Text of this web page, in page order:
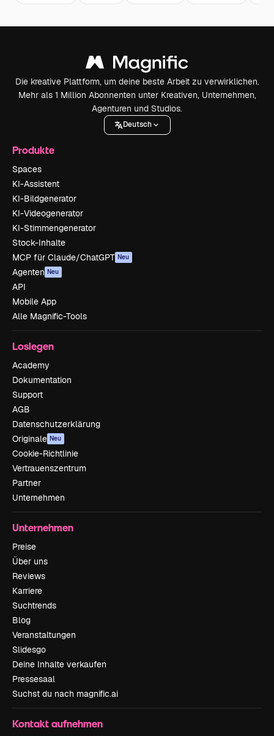
Die kreative Plattform, um deine beste Arbeit zu verwirklichen.
Mehr als 1 Million Abonnenten unter Kreativen, Unternehmen,
Agenturen und Studios.
Deutsch
Produkte
Spaces
KI-Assistent
KI-Bildgenerator
KI-Videogenerator
KI-Stimmengenerator
Stock-Inhalte
MCP für Claude/ChatGPT Neu
Agenten Neu
API
Mobile App
Alle Magnific-Tools
Loslegen
Academy
Dokumentation
Support
AGB
Datenschutzerklärung
Originale Neu
Cookie-Richtlinie
Vertrauenszentrum
Partner
Unternehmen
Unternehmen
Preise
Über uns
Reviews
Karriere
Suchtrends
Blog
Veranstaltungen
Slidesgo
Deine Inhalte verkaufen
Pressesaal
Suchst du nach magnific.ai
Kontakt aufnehmen